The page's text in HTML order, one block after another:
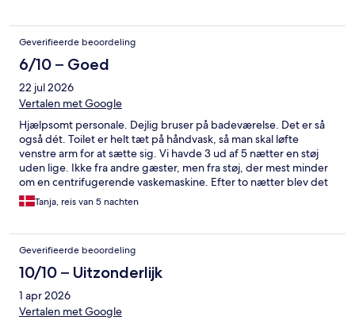
Geverifieerde beoordeling
6/10 – Goed
22 jul 2026
Vertalen met Google
Hjælpsomt personale. Dejlig bruser på badeværelse. Det er så
også dét. Toilet er helt tæt på håndvask, så man skal løfte
venstre arm for at sætte sig. Vi havde 3 ud af 5 nætter en støj
uden lige. Ikke fra andre gæster, men fra støj, der mest minder
om en centrifugerende vaskemaskine. Efter to nætter blev det
løst. Men sidste nat var støjen retur. Virkelig ødelæggende for
nattesøvnen. Så på trods af venligt personale og god
Tanja, reis van 5 nachten
Geverifieerde beoordeling
10/10 – Uitzonderlijk
1 apr 2026
Vertalen met Google